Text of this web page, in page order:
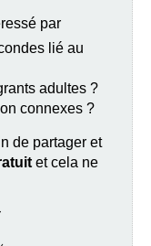
par
lié au
adultes ?
connexes ?
de partager et
et cela ne